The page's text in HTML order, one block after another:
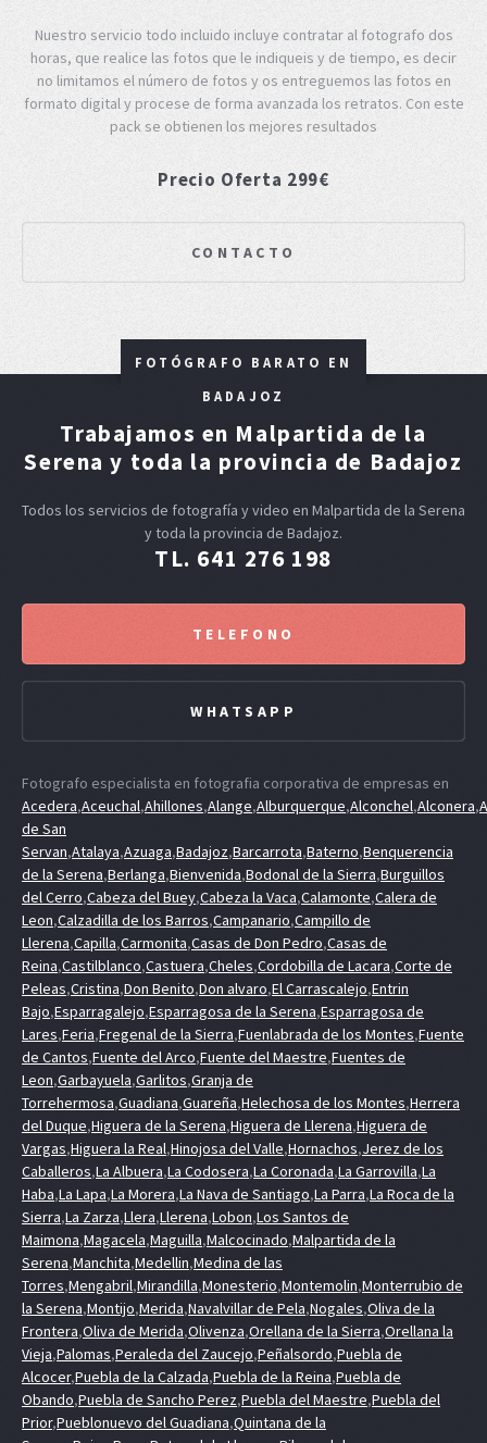
Nuestro servicio todo incluido incluye contratar al fotografo dos
horas, que realice las fotos que le indiqueis y de tiempo, es decir
no limitamos el número de fotos y os entreguemos las fotos en
formato digital y procese de forma avanzada los retratos. Con este
pack se obtienen los mejores resultados
Precio Oferta 299€
CONTACTO
FOTÓGRAFO BARATO EN
BADAJOZ
Trabajamos en Malpartida de la
Serena y toda la provincia de Badajoz
Todos los servicios de fotografía y video en Malpartida de la Serena
y toda la provincia de Badajoz.
TL. 641 276 198
TELEFONO
WHATSAPP
Fotografo especialista en fotografia corporativa de empresas en
Acedera,Aceuchal,Ahillones,Alange,Alburquerque,Alconchel,Alconera,
de San
Servan,Atalaya,Azuaga,Badajoz,Barcarrota,Baterno,Benquerencia
de la Serena,Berlanga,Bienvenida,Bodonal de la Sierra,Burguillos
del Cerro,Cabeza del Buey,Cabeza la Vaca,Calamonte,Calera de
Leon,Calzadilla de los Barros,Campanario,Campillo de
Llerena,Capilla,Carmonita,Casas de Don Pedro,Casas de
Reina,Castilblanco,Castuera,Cheles,Cordobilla de Lacara,Corte de
Peleas,Cristina,Don Benito,Don alvaro,El Carrascalejo,Entrin
Bajo,Esparragalejo,Esparragosa de la Serena,Esparragosa de
Lares,Feria,Fregenal de la Sierra,Fuenlabrada de los Montes,Fuente
de Cantos,Fuente del Arco,Fuente del Maestre,Fuentes de
Leon,Garbayuela,Garlitos,Granja de
Torrehermosa,Guadiana,Guareña,Helechosa de los Montes,Herrera
del Duque,Higuera de la Serena,Higuera de Llerena,Higuera de
Vargas,Higuera la Real,Hinojosa del Valle,Hornachos,Jerez de los
Caballeros,La Albuera,La Codosera,La Coronada,La Garrovilla,La
Haba,La Lapa,La Morera,La Nava de Santiago,La Parra,La Roca de la
Sierra,La Zarza,Llera,Llerena,Lobon,Los Santos de
Maimona,Magacela,Maguilla,Malcocinado,Malpartida de la
Serena,Manchita,Medellin,Medina de las
Torres,Mengabril,Mirandilla,Monesterio,Montemolin,Monterrubio de
la Serena,Montijo,Merida,Navalvillar de Pela,Nogales,Oliva de la
Frontera,Oliva de Merida,Olivenza,Orellana de la Sierra,Orellana la
Vieja,Palomas,Peraleda del Zaucejo,Peñalsordo,Puebla de
Alcocer,Puebla de la Calzada,Puebla de la Reina,Puebla de
Obando,Puebla de Sancho Perez,Puebla del Maestre,Puebla del
Prior,Pueblonuevo del Guadiana,Quintana de la